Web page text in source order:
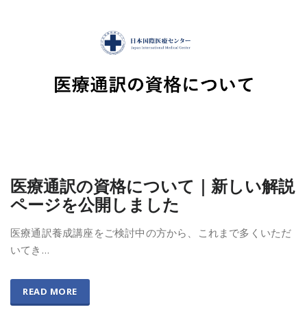
医療通訳の資格について｜新しい解説
ページを公開しました
医療通訳養成講座をご検討中の方から、これまで多くいただ
いてき…
READ MORE